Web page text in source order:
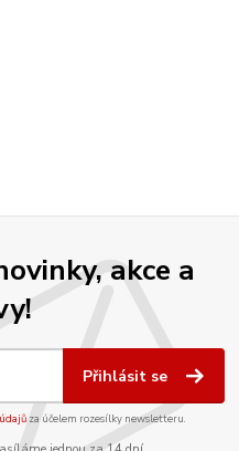
akce a
Přihlásit se
za účelem rozesílky newsletteru.